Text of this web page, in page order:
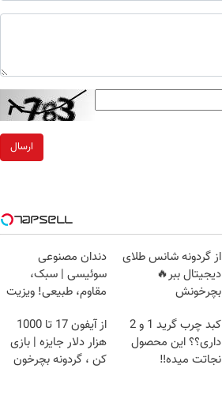
ارسال
از گردونه شانس طلای
دیجیتال ببر🔥
بچرخونش
دندان مصنوعی
سوئیسی | سبک،
مقاوم، طبیعی! ویزیت
اقساطی😍
کبد چرب گرید 1 و 2
داری؟؟ این محصول
نجاتت میده‼️
از آیفون 17 تا 1000
هزار دلار جایزه | بازی
کن ، گردونه بچرخون